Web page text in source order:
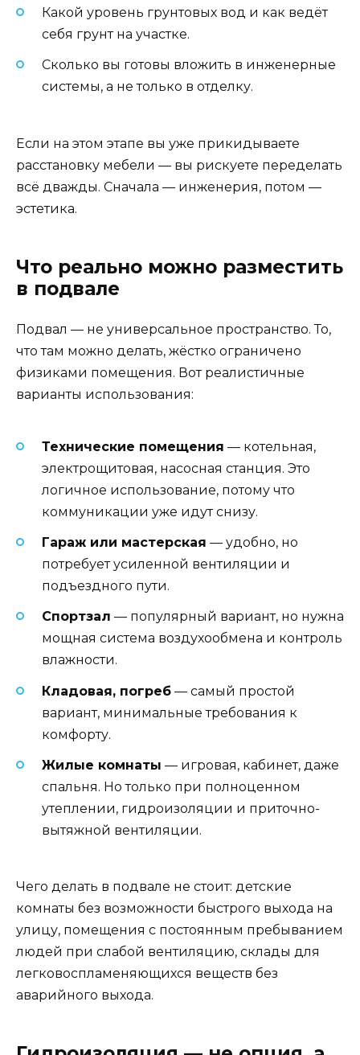
Какой уровень грунтовых вод и как ведёт
себя грунт на участке.
Сколько вы готовы вложить в инженерные
системы, а не только в отделку.
Если на этом этапе вы уже прикидываете
расстановку мебели — вы рискуете переделать
всё дважды. Сначала — инженерия, потом —
эстетика.
Что реально можно разместить
в подвале
Подвал — не универсальное пространство. То,
что там можно делать, жёстко ограничено
физиками помещения. Вот реалистичные
варианты использования:
Технические помещения — котельная,
электрощитовая, насосная станция. Это
логичное использование, потому что
коммуникации уже идут снизу.
Гараж или мастерская — удобно, но
потребует усиленной вентиляции и
подъездного пути.
Спортзал — популярный вариант, но нужна
мощная система воздухообмена и контроль
влажности.
Кладовая, погреб — самый простой
вариант, минимальные требования к
комфорту.
Жилые комнаты — игровая, кабинет, даже
спальня. Но только при полноценном
утеплении, гидроизоляции и приточно-
вытяжной вентиляции.
Чего делать в подвале не стоит: детские
комнаты без возможности быстрого выхода на
улицу, помещения с постоянным пребыванием
людей при слабой вентиляцию, склады для
легковоспламеняющихся веществ без
аварийного выхода.